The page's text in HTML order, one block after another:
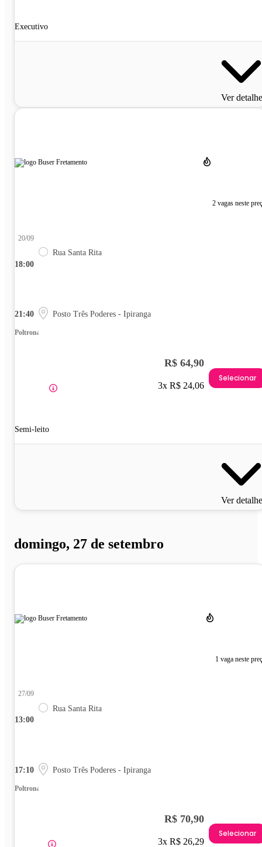
Executivo
Ver
2 vagas neste
18:00
20/09
Rua Santa Rita
21:40 Posto Três Poderes - Ipiranga
Poltrona
Semi-leito
R$ 64,90
3x R$ 24,06
Selecionar
Ver
domingo, 27 de setembro
1 vaga neste
13:00
27/09
Rua Santa Rita
17:10 Posto Três Poderes - Ipiranga
Poltrona
R$ 70,90
3x R$ 26,29
Selecionar